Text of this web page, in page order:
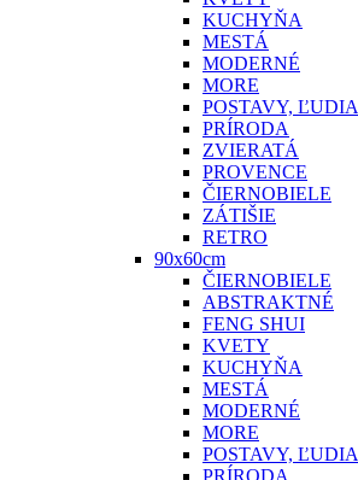
KUCHYŇA
MESTÁ
MODERNÉ
MORE
POSTAVY, ĽUDIA
PRÍRODA
ZVIERATÁ
PROVENCE
ČIERNOBIELE
ZÁTIŠIE
RETRO
90x60cm
ČIERNOBIELE
ABSTRAKTNÉ
FENG SHUI
KVETY
KUCHYŇA
MESTÁ
MODERNÉ
MORE
POSTAVY, ĽUDIA
PRÍRODA